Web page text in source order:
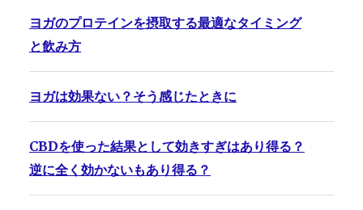
ヨガのプロテインを摂取する最適なタイミング
と飲み方
ヨガは効果ない？そう感じたときに
CBDを使った結果として効きすぎはあり得る？
逆に全く効かないもあり得る？